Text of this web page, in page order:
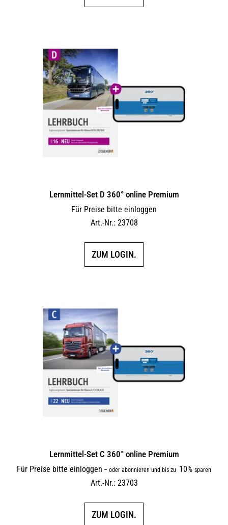
Lernmittel-Set D 360° online Premium
Für Preise bitte einloggen
Art.-Nr.: 23708
ZUM LOGIN.
Lernmittel-Set C 360° online Premium
Für Preise bitte einloggen – oder abonnieren und bis zu 10% sparen
Art.-Nr.: 23703
ZUM LOGIN.